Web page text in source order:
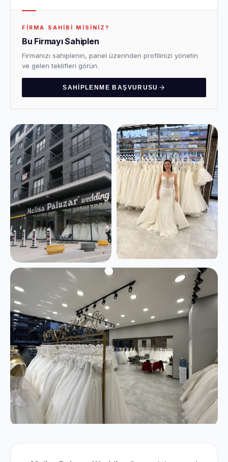
FIRMA SAHIBI MISINIZ?
Bu Firmayı Sahiplen
Firmanızı sahiplenin, panel üzerinden profilinizi yönetin
ve gelen teklifleri görün.
SAHIPLENME BAŞVURUSU